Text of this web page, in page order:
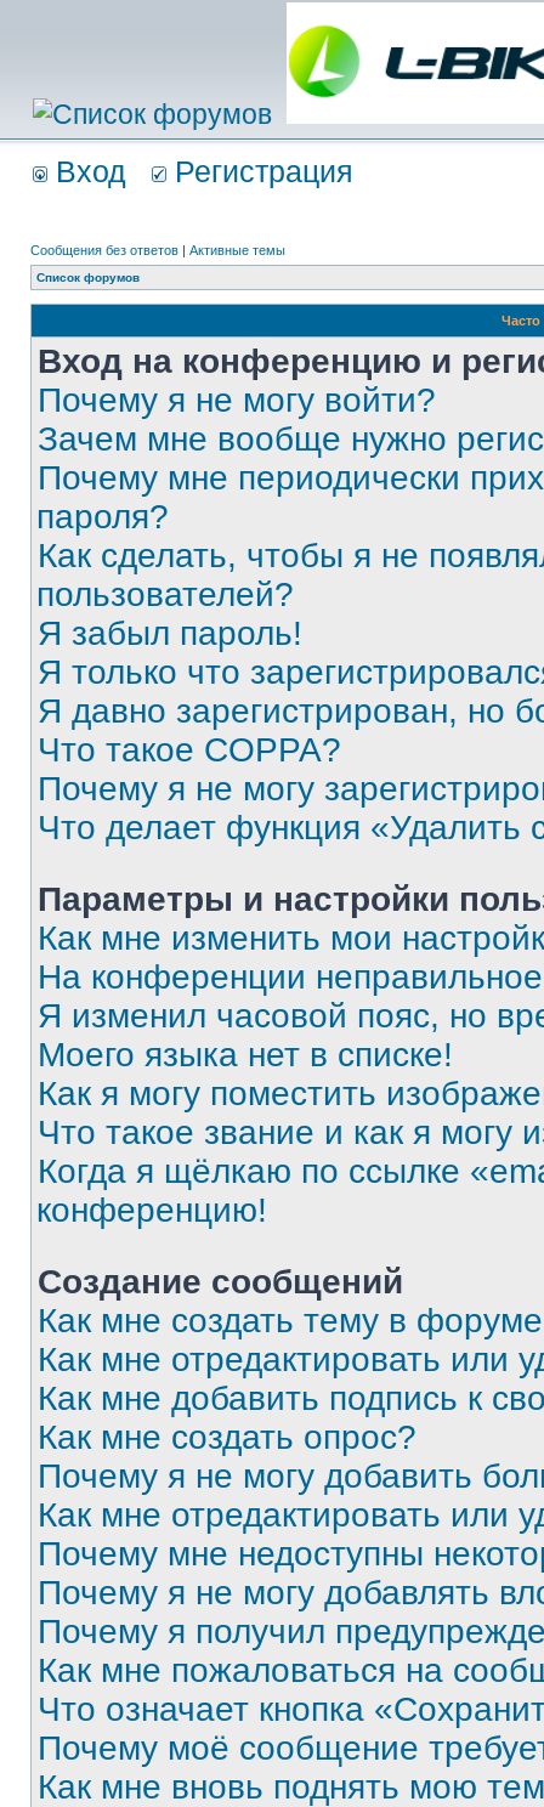
Вход Регистрация
Сообщения без ответов | Активные темы
Список форумов
Вход на конференцию и
Почему я не могу войти?
Зачем мне вообще нужно
Почему мне периодически
пароля?
Как сделать, чтобы я не
пользователей?
Я забыл пароль!
Я только что
Я давно зарегистрирован, но
Что такое COPPA?
Почему я не могу
Что делает функция «Удалить
Параметры и настройки
Как мне изменить мои
На конференции
Я изменил часовой пояс, но
Моего языка нет в списке!
Как я могу поместить
Что такое звание и как я могу
Когда я щёлкаю по ссылке
конференцию!
Создание сообщений
Как мне создать тему в
Как мне отредактировать или
Как мне добавить подпись к
Как мне создать опрос?
Почему я не могу добавить
Как мне отредактировать или
Почему мне недоступны
Почему я не могу добавлять
Почему я получил
Как мне пожаловаться на
Что означает кнопка
Почему моё сообщение
Как мне вновь поднять мою